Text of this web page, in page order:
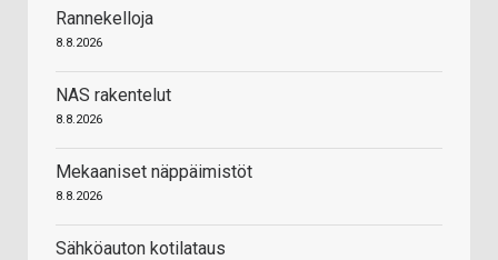
Rannekelloja
8.8.2026
NAS rakentelut
8.8.2026
Mekaaniset näppäimistöt
8.8.2026
Sähköauton kotilataus